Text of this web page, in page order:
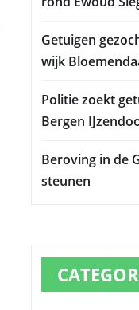
Getuigen
wijk
Politie zoekt
Bergen
Beroving in de
steunen